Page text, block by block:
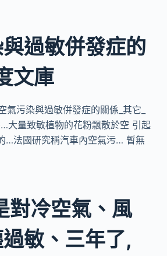
過敏併發症的
文庫
氣污染與過敏併發症的關係_其它_
大量致敏植物的花粉飄散於空 引起
…法國研究稱汽車內空氣污… 暫無
對冷空氣、風
敏、三年了,